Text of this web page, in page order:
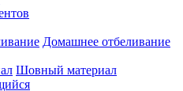
Домашнее отбеливание
Шовный материал